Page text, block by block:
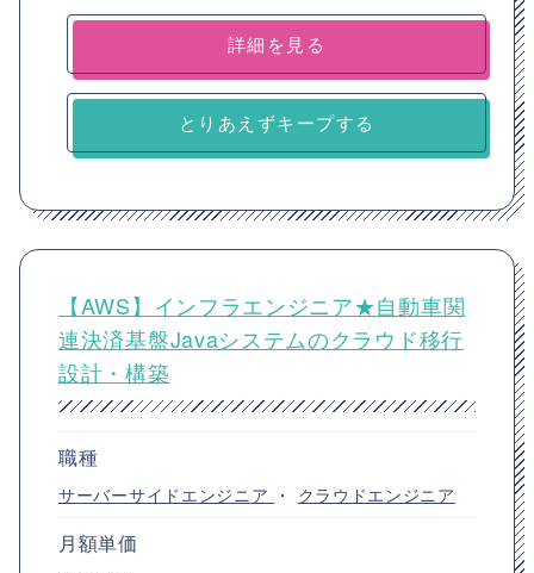
詳細を見る
とりあえずキープする
【AWS】インフラエンジニア★自動車関
連決済基盤Javaシステムのクラウド移行
設計・構築
職種
サーバーサイドエンジニア ・ クラウドエンジニア
月額単価